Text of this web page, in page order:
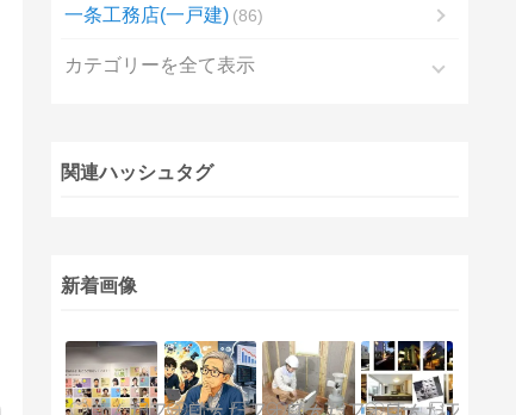
一条工務店(一戸建) 86
カテゴリーを全て表示
関連ハッシュタグ
新着画像